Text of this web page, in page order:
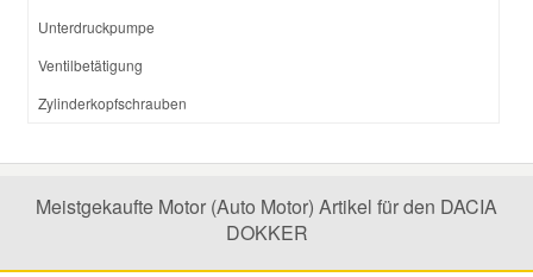
Unterdruckpumpe
Ventilbetätigung
Zylinderkopfschrauben
Meistgekaufte Motor (Auto Motor) Artikel für den DACIA
DOKKER